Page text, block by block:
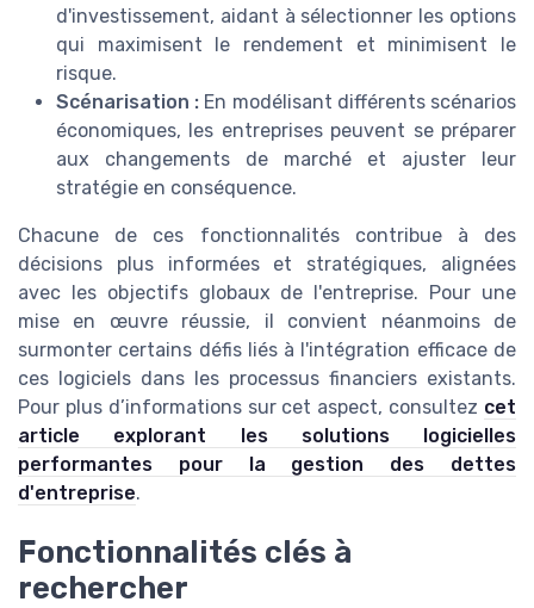
d'investissement, aidant à sélectionner les options
qui maximisent le rendement et minimisent le
risque.
Scénarisation : En modélisant différents scénarios
économiques, les entreprises peuvent se préparer
aux changements de marché et ajuster leur
stratégie en conséquence.
Chacune de ces fonctionnalités contribue à des
décisions plus informées et stratégiques, alignées
avec les objectifs globaux de l'entreprise. Pour une
mise en œuvre réussie, il convient néanmoins de
surmonter certains défis liés à l'intégration efficace de
ces logiciels dans les processus financiers existants.
Pour plus d’informations sur cet aspect, consultez cet
article explorant les solutions logicielles
performantes pour la gestion des dettes
d'entreprise.
Fonctionnalités clés à
rechercher